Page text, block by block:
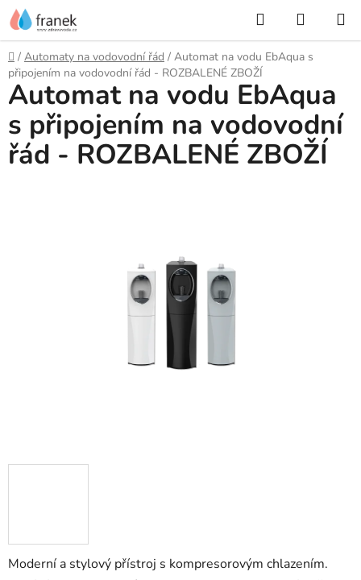
Přejít
na
obsah
Hledat
KOŠÍK
Domů
/ Automaty na vodovodní řád / Automat na vodu EbAqua s
připojením na vodovodní řád - ROZBALENÉ ZBOŽÍ
Moderní a stylový přístroj s kompresorovým chlazením.
Automat na vodu EbAqua
s připojením na vodovodní
řád - ROZBALENÉ ZBOŽÍ